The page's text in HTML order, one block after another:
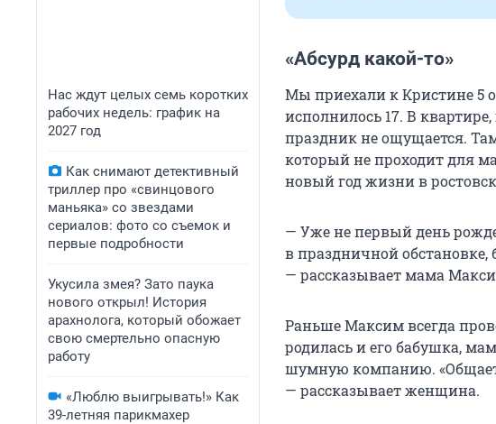
Нас ждут целых семь коротких
рабочих недель: график на
2027 год
Как снимают детективный
триллер про «свинцового
маньяка» со звездами
сериалов: фото со съемок и
первые подробности
Укусила змея? Зато паука
нового открыл! История
арахнолога, который обожает
свою смертельно опасную
работу
«Люблю выигрывать!» Как
39-летняя парикмахер
«Абсурд какой-то»
Мы приехали к Кристине 5
исполнилось 17. В
праздник не ощущается.
который не проходит для
новый год жизни в
— Уже не первый день
в праздничной обстановке,
— рассказывает мама
Раньше Максим всегда
родилась и его бабушка,
шумную компанию.
— рассказывает женщина.